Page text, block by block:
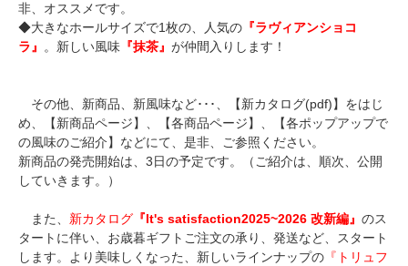
非、オススメです。
◆大きなホールサイズで1枚の、人気の 『ラヴィアンショコ
ラ』 。新しい風味 『抹茶』 が仲間入りします！
その他、新商品、新風味など･･･、【新カタログ(pdf)】をはじ
め、【新商品ページ】、【各商品ページ】、【各ポップアップで
の風味のご紹介】などにて、是非、ご参照ください。
新商品の発売開始は、3日の予定です。（ご紹介は、順次、公開
していきます。）
また、 新カタログ 『It's satisfaction2025~2026 改新編』 のス
タートに伴い、お歳暮ギフトご注文の承り、発送など、スタート
します。より美味しくなった、新しいラインナップの 『トリュフ